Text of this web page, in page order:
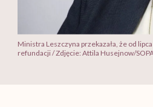
Ministra Leszczyna przekazała, że od
refundacji / Zdjęcie: Attila Husejnow/